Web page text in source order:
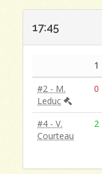
17:45
1
#2 - M.
Leduc
0
#4 - V.
Courteau
2